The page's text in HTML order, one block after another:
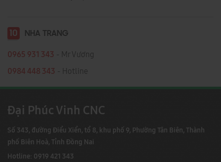
10 NHA TRANG
0965 931 343 - Mr Vương
0984 448 343 - Hotline
Đại Phúc Vinh CNC
Số 343, đường Điểu Xiển, tổ 8, khu phố 9, Phường Tân Biên, Thành
phố Biên Hoà, Tỉnh Đồng Nai
Hotline: 0919 421 343